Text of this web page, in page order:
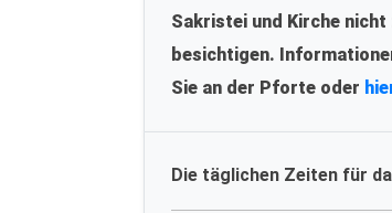
Sakristei und Kirche nicht
besichtigen.
Sie an der Pforte oder
Die täglichen Zeiten für